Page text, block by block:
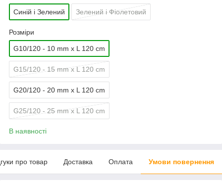
Синій і Зелений Зелений і Фіолетовий
Розміри
G10/120 - 10 mm x L 120 cm
G15/120 - 15 mm x L 120 cm
G20/120 - 20 mm x L 120 cm
G25/120 - 25 mm x L 120 cm
В наявності
про товар Доставка Оплата Умови повернення